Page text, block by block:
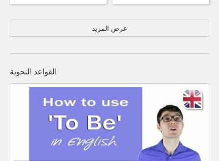
عرض المزيد
القواعد النحوية